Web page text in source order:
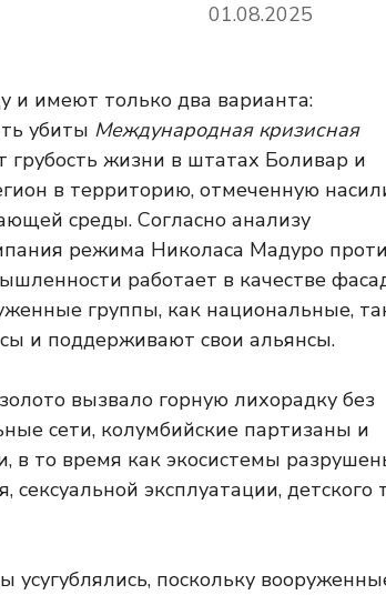
01.08.2025
и имеют только два варианта:
убиты Международная кризисная
жизни в штатах Боливар и
в территорию, отмеченную
среды. Согласно анализу
режима Николаса Мадуро
работает в качестве
группы, как национальные,
и поддерживают свои альянсы.
вызвало горную лихорадку без
сети, колумбийские партизаны и
в то время как экосистемы
эксплуатации, детского
усугублялись, поскольку